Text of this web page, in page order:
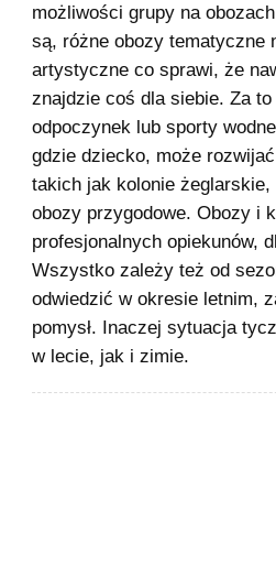
możliwości grupy na
są, różne obozy tematyczne
artystyczne co sprawi, że
znajdzie coś dla siebie. Za
odpoczynek lub sporty
gdzie dziecko, może
takich jak kolonie żeglarskie,
obozy przygodowe. Obozy i
profesjonalnych opiekunów,
Wszystko zależy też od
odwiedzić w okresie letnim,
pomysł. Inaczej sytuacja
w lecie, jak i zimie.